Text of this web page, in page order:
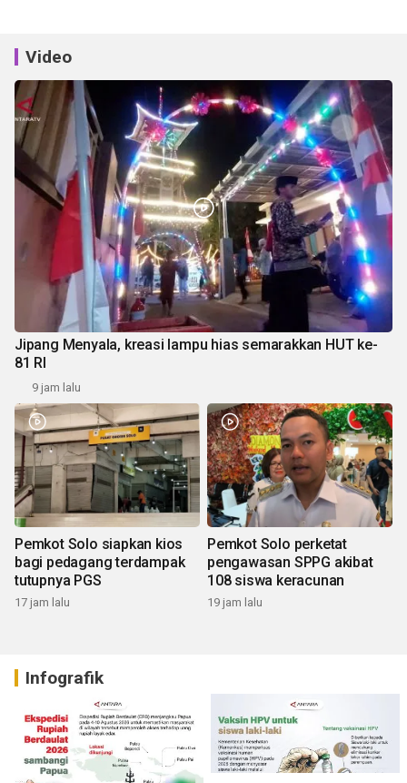
Video
Jipang Menyala, kreasi lampu hias semarakkan HUT ke-
81 RI
9 jam lalu
Pemkot Solo siapkan kios
bagi pedagang terdampak
tutupnya PGS
17 jam lalu
Pemkot Solo perketat
pengawasan SPPG akibat
108 siswa keracunan
19 jam lalu
Infografik